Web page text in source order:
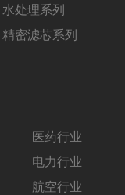
水处理系列
精密滤芯系列
医药行业
电力行业
航空行业